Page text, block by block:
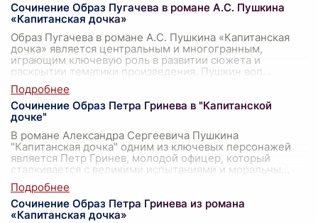
Сочинение Образ Пугачева в романе А.С. Пушкина
«Капитанская дочка»
Образ Пугачева в романе А.С. Пушкина «Капитанская
дочка» является центральным и многогранным,
играющим ключевую роль в развитии сюжета и
раскрытии тематики произведения. Пушкин воп
Сочинение Образ Петра Гринева в "Капитанской
дочке"
В романе Александра Сергеевича Пушкина
"Капитанская дочка" одним из ключевых персонажей
является Петр Гринев, молодой офицер, который
сталкивается с великими испытаниями и моральны
Сочинение Образ Петра Гринева из романа
«Капитанская дочка»